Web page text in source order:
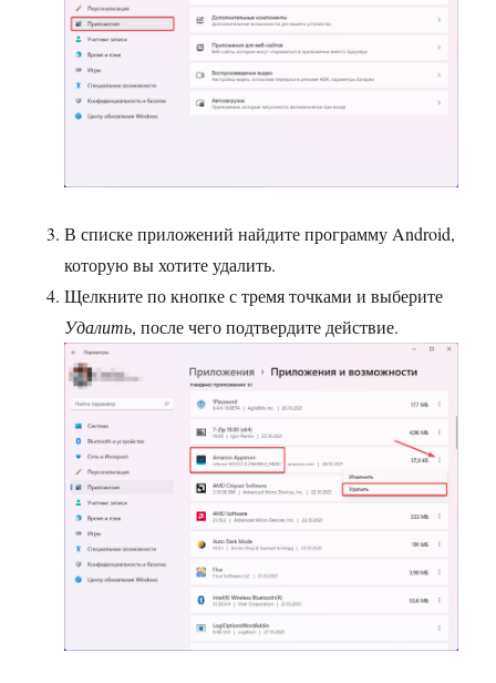
В списке приложений найдите программу Android,
которую вы хотите удалить.
Щелкните по кнопке с тремя точками и выберите
Удалить, после чего подтвердите действие.